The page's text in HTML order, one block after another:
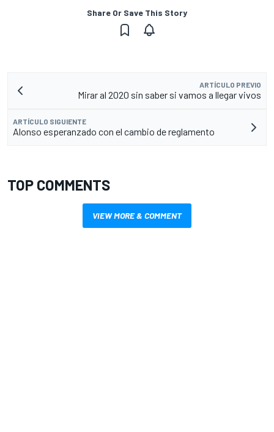
Share Or Save This Story
ARTÍCULO PREVIO
Mirar al 2020 sin saber si vamos a llegar vivos
ARTÍCULO SIGUIENTE
Alonso esperanzado con el cambio de reglamento
TOP COMMENTS
VIEW MORE & COMMENT